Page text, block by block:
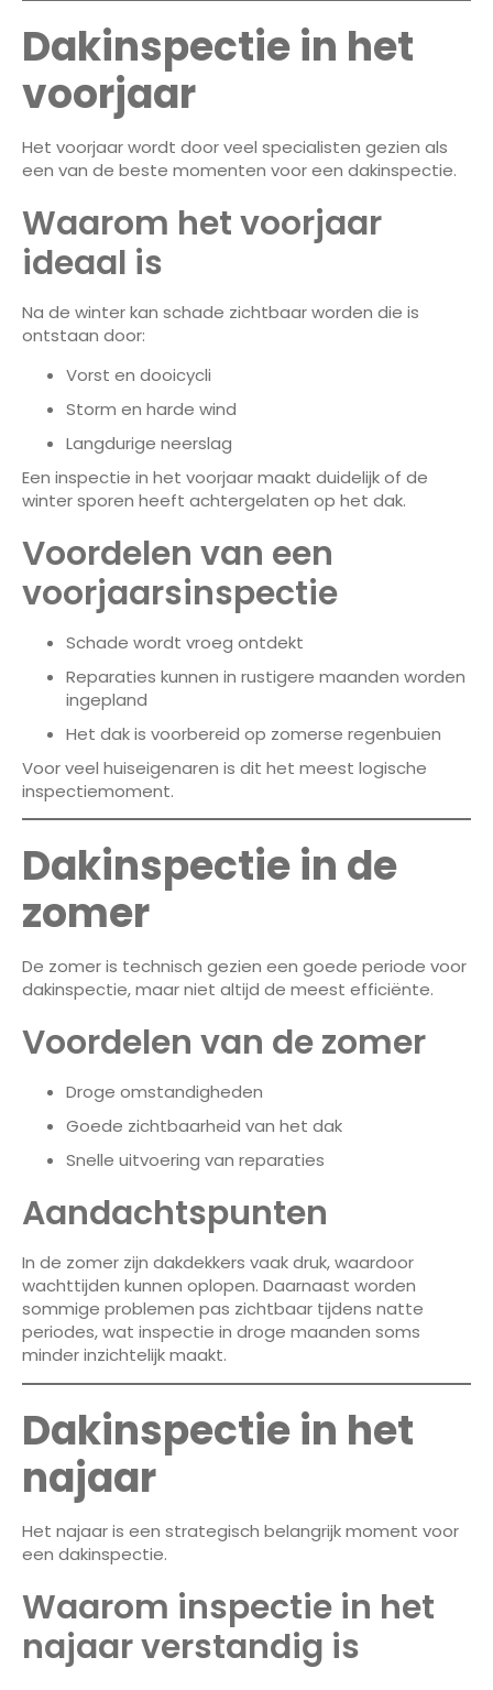
Dakinspectie in het
voorjaar
Het voorjaar wordt door veel specialisten gezien als
een van de beste momenten voor een dakinspectie.
Waarom het voorjaar
ideaal is
Na de winter kan schade zichtbaar worden die is
ontstaan door:
Vorst en dooicycli
Storm en harde wind
Langdurige neerslag
Een inspectie in het voorjaar maakt duidelijk of de
winter sporen heeft achtergelaten op het dak.
Voordelen van een
voorjaarsinspectie
Schade wordt vroeg ontdekt
Reparaties kunnen in rustigere maanden worden
ingepland
Het dak is voorbereid op zomerse regenbuien
Voor veel huiseigenaren is dit het meest logische
inspectiemoment.
Dakinspectie in de
zomer
De zomer is technisch gezien een goede periode voor
dakinspectie, maar niet altijd de meest efficiënte.
Voordelen van de zomer
Droge omstandigheden
Goede zichtbaarheid van het dak
Snelle uitvoering van reparaties
Aandachtspunten
In de zomer zijn dakdekkers vaak druk, waardoor
wachttijden kunnen oplopen. Daarnaast worden
sommige problemen pas zichtbaar tijdens natte
periodes, wat inspectie in droge maanden soms
minder inzichtelijk maakt.
Dakinspectie in het
najaar
Het najaar is een strategisch belangrijk moment voor
een dakinspectie.
Waarom inspectie in het
najaar verstandig is